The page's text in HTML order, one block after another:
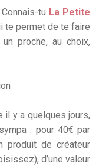
tu La Petite
te permet de te faire
proche, au choix,
il y a quelques jours,
: pour 40€ par
produit de créateur
d’une valeur